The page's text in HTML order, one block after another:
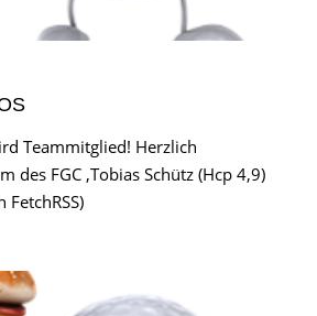
Teammitglied! Herzlich
des FGC ,Tobias Schütz (Hcp 4,9)